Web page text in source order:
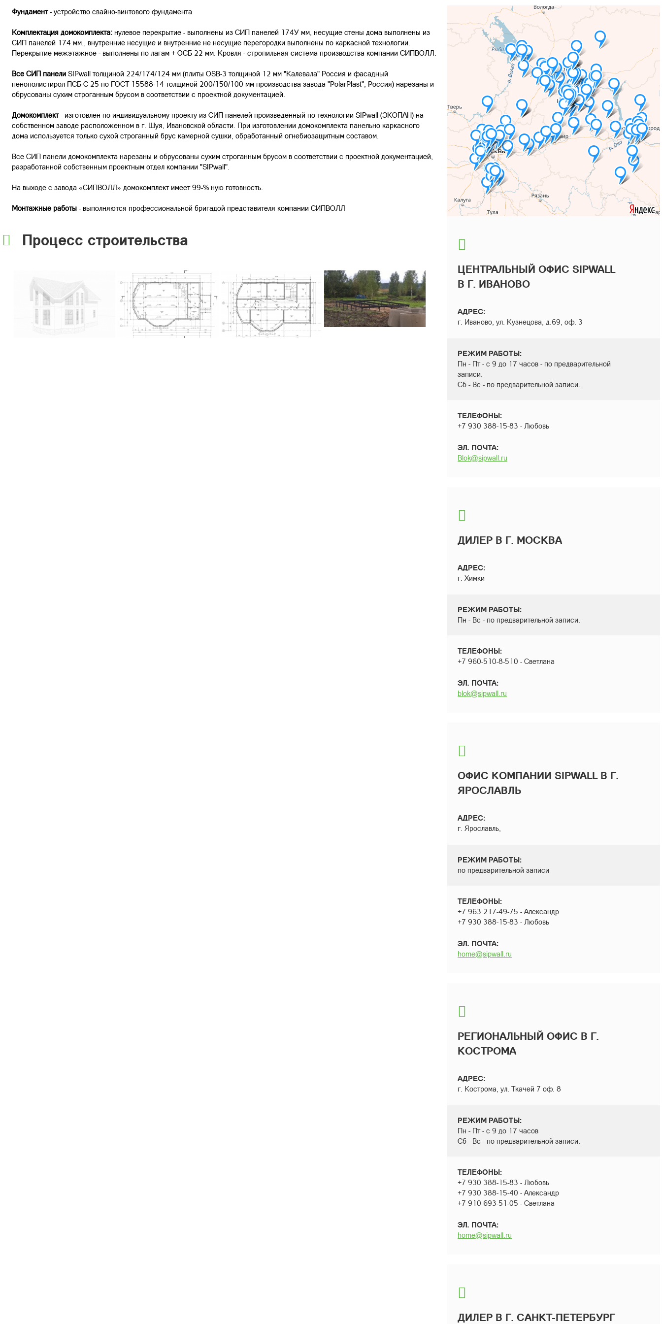
Фундамент- устройство свайно-винтового фундамента
Комплектация домокомплекта: нулевое перекрытие - выполнены из СИП панелей 174У мм, несущие стены дома выполнены из
СИП панелей 174 мм., внутренние несущие и внутренние не несущие перегородки выполнены по каркасной технологии.
Перекрытие межэтажное - выполнены по лагам + ОСБ 22 мм. Кровля - стропильная система производства компании СИПВОЛЛ.
Все СИП панели SIPwall толщиной 224/174/124 мм (плиты OSB-3 толщиной 12 мм "Калевала" Россия и фасадный
пенополистирол ПСБ-С 25 по ГОСТ 15588-14 толщиной 200/150/100 мм производства завода "PolarPlast", Россия) нарезаны и
обрусованы сухим строганным брусом в соответствии с проектной документацией.
Домокомплект- изготовлен по индивидуальному проекту из СИП панелей произведенный по технологии SIPwall (ЭКОПАН) на
собственном заводе расположенном в г. Шуя, Ивановской области. При изготовлении домокомплекта панельно каркасного
дома используется только сухой строганный брус камерной сушки, обработанный огнебиозащитным составом.
Все СИП панели домокомплекта нарезаны и обрусованы сухим строганным брусом в соответствии с проектной документацией,
разработанной собственным проектным отдел компании "SIPwall".
На выходе с завода «СИПВОЛЛ» домокомплект имеет 99-% ную готовность.
Монтажные работы - выполняются профессиональной бригадой представителя компании СИПВОЛЛ
Процесс строительства
ЦЕНТРАЛЬНЫЙ ОФИС SIPWALL
В Г. ИВАНОВО
АДРЕС:
г. Иваново, ул. Кузнецова, д.69, оф. 3
РЕЖИМ РАБОТЫ:
Пн - Пт - с 9 до 17 часов - по предварительной
записи.
Сб - Вс - по предварительной записи.
ТЕЛЕФОНЫ:
+7 930 388-15-83 - Любовь
ЭЛ. ПОЧТА:
Blok@sipwall.ru
ДИЛЕР В Г. МОСКВА
АДРЕС:
г. Химки
РЕЖИМ РАБОТЫ:
Пн - Вс - по предварительной записи.
ТЕЛЕФОНЫ:
+7 960-510-8-510 - Светлана
ЭЛ. ПОЧТА:
blok@sipwall.ru
ОФИС КОМПАНИИ SIPWALL В Г.
ЯРОСЛАВЛЬ
АДРЕС:
г. Ярославль,
РЕЖИМ РАБОТЫ:
по предварительной записи
ТЕЛЕФОНЫ:
+7 963 217-49-75 - Александр
+7 930 388-15-83 - Любовь
ЭЛ. ПОЧТА:
home@sipwall.ru
РЕГИОНАЛЬНЫЙ ОФИС В Г.
КОСТРОМА
АДРЕС:
г. Кострома, ул. Ткачей 7 оф. 8
РЕЖИМ РАБОТЫ:
Пн - Пт - с 9 до 17 часов
Сб - Вс - по предварительной записи.
ТЕЛЕФОНЫ:
+7 930 388-15-83 - Любовь
+7 930 388-15-40 - Александр
+7 910 693-51-05 - Светлана
ЭЛ. ПОЧТА:
home@sipwall.ru
ДИЛЕР В Г. САНКТ-ПЕТЕРБУРГ